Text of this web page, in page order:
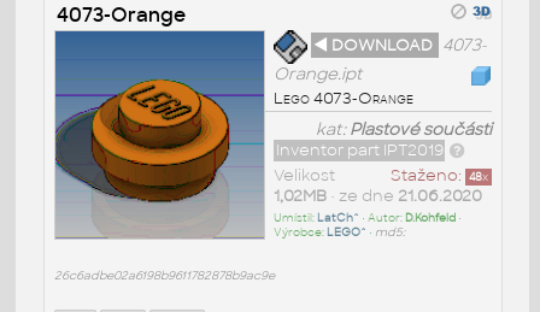
4073-Orange
◄ DOWNLOAD 4073-
Orange.ipt
Lego 4073-Orange
kat:Plastové součásti
Inventor part IPT2019
Staženo: 48x
Velikost
1,02MB• ze dne 21.06.2020
Umístil: LatCh^ • Autor: D.Kohfeld•
Výrobce: LEGO^ • md5:
26c6adbe02a6198b9611782878b9ac9e